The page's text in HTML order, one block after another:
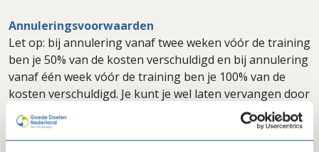
Annuleringsvoorwaarden
Let op: bij annulering vanaf twee weken vóór de training
ben je 50% van de kosten verschuldigd en bij annulering
vanaf één week vóór de training ben je 100% van de
kosten verschuldigd. Je kunt je wel laten vervangen door
een collega. Bij aanmelding ga je automatisch akkoord
met deze annuleringsvoorwaarden. Goede Doelen
Nederland behoudt zich het recht voor de training te